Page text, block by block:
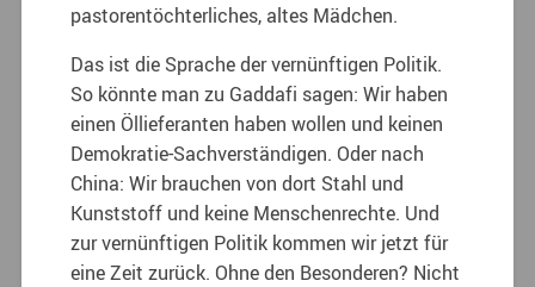
pastorentöchterliches, altes Mädchen.
Das ist die Sprache der vernünftigen Politik.
So könnte man zu Gaddafi sagen: Wir haben
einen Öllieferanten haben wollen und keinen
Demokratie-Sachverständigen. Oder nach
China: Wir brauchen von dort Stahl und
Kunststoff und keine Menschenrechte. Und
zur vernünftigen Politik kommen wir jetzt für
eine Zeit zurück. Ohne den Besonderen? Nicht